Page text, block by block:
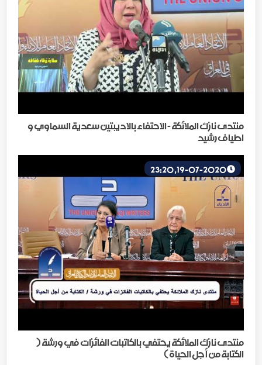
منتدى نازك الملائكة - الاحتفاء بالاديبتين سعدية السماوي و
اطياف رشيد
منتدى نازك الملائكة يحتفي بالكاتبات الفائزات في ورشة (
الكتابة من أجل الحياة )